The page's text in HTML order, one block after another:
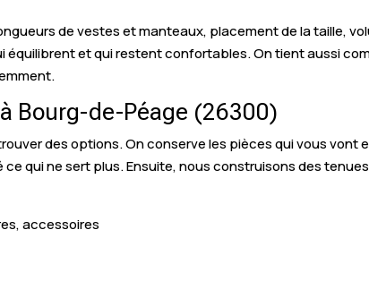
de vestes et manteaux, placement de la taille,
équilibrent et qui restent confortables. On tient aussi
Bourg-de-Péage (26300)
des options. On conserve les pièces qui vous
qui ne sert plus. Ensuite, nous construisons des
accessoires